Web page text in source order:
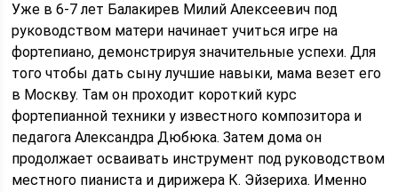
Уже в 6-7 лет Балакирев Милий Алексеевич под
руководством матери начинает учиться игре на
фортепиано, демонстрируя значительные успехи. Для
того чтобы дать сыну лучшие навыки, мама везет его
в Москву. Там он проходит короткий курс
фортепианной техники у известного композитора и
педагога Александра Дюбюка. Затем дома он
продолжает осваивать инструмент под руководством
местного пианиста и дирижера К. Эйзериха. Именно